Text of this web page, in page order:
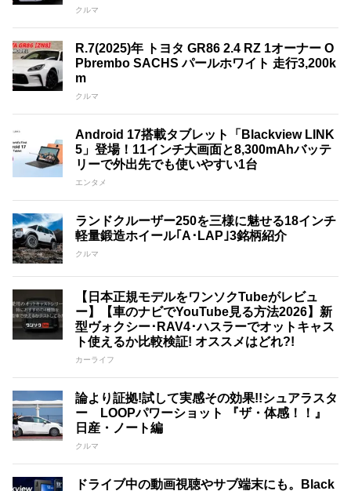
クルマ
R.7(2025)年 トヨタ GR86 2.4 RZ 1オーナー O
Pbrembo SACHS パールホワイト 走行3,200k
m
クルマ
Android 17搭載タブレット「Blackview LINK
5」登場！11インチ大画面と8,300mAhバッテ
リーで外出先でも使いやすい1台
エンタメ
ランドクルーザー250を三様に魅せる18インチ
軽量鍛造ホイール｢A･LAP｣3銘柄紹介
クルマ
【日本正規モデルをワンソクTubeがレビュ
ー】【車のナビでYouTube見る方法2026】新
型ヴォクシー･RAV4･ハスラーでオットキャス
ト使えるか比較検証! オススメはどれ?!
カーライフ
論より証拠!試して実感その効果!!シュアラスタ
ー LOOPパワーショット 『ザ・体感！！』
日産・ノート編
クルマ
ドライブ中の動画視聴やサブ端末にも。Black